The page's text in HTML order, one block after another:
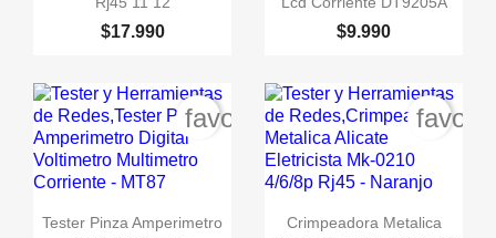
$17.990 $9.990
 Vista rápida
Tester Pinza Amperimetro
favorite_border
 Vista rápida
Crimpeadora Metalica
Crear lista de deseos